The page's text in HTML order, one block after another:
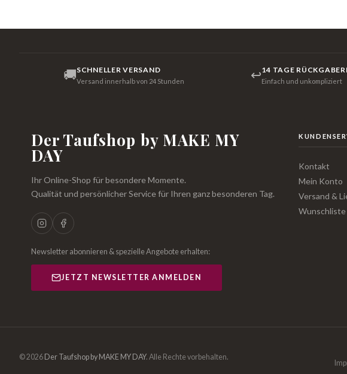
🚚SCHNELLER VERSAND
Versand innerhalb von 24 Stunden ↩14 TAGE
Einfach und unkompliziert
Der Taufshop by MAKE MY
DAY
Ihr Online-Shop für besondere Momente.
Qualität und persönlicher Service für Ihren ganz besonderen Tag.
Newsletter abonnieren & spezielle Angebote erhalten:
JETZT NEWSLETTER ANMELDEN
Kontakt
Mein Konto
Versand &
Wunschliste
© 2026 Der Taufshop by MAKE MY DAY. Alle Rechte vorbehalten.